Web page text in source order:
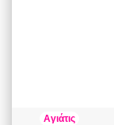
Αγιάτις